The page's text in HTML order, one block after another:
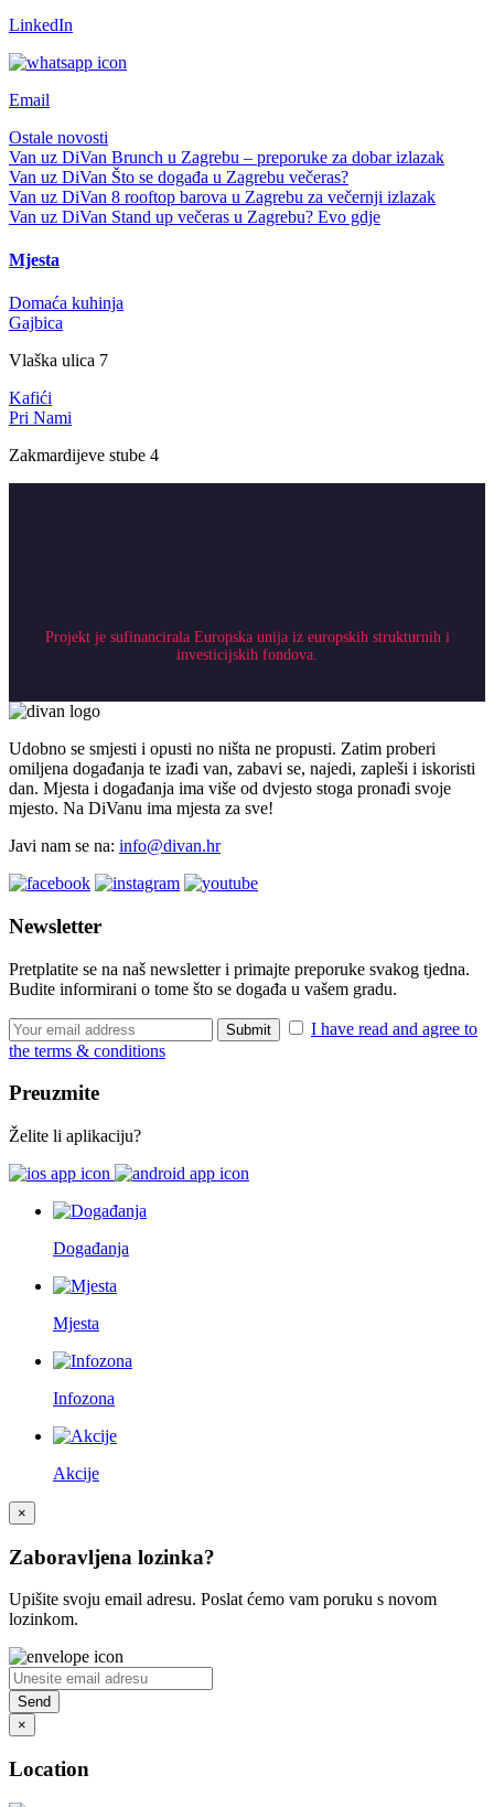
LinkedIn
Email
Ostale novosti
Van uz DiVan Brunch u Zagrebu – preporuke za dobar izlazak
Van uz DiVan Što se događa u Zagrebu večeras?
Van uz DiVan 8 rooftop barova u Zagrebu za večernji izlazak
Van uz DiVan Stand up večeras u Zagrebu? Evo gdje
Mjesta
Domaća kuhinja
Gajbica
Vlaška ulica 7
Kafići
Pri Nami
Zakmardijeve stube 4
Projekt je sufinancirala Europska unija iz europskih strukturnih i
investicijskih fondova.
Udobno se smjesti i opusti no ništa ne propusti. Zatim proberi
omiljena događanja te izađi van, zabavi se, najedi, zapleši i iskoristi
dan. Mjesta i događanja ima više od dvjesto stoga pronađi svoje
mjesto. Na DiVanu ima mjesta za sve!
Javi nam se na: info@divan.hr
Newsletter
Pretplatite se na naš newsletter i primajte preporuke svakog tjedna.
Budite informirani o tome što se događa u vašem gradu.
I have read and agree to
the terms & conditions
Preuzmite
Želite li aplikaciju?
Događanja
Mjesta
Infozona
Akcije
×
Zaboravljena lozinka?
Upišite svoju email adresu. Poslat ćemo vam poruku s novom
lozinkom.
×
Location